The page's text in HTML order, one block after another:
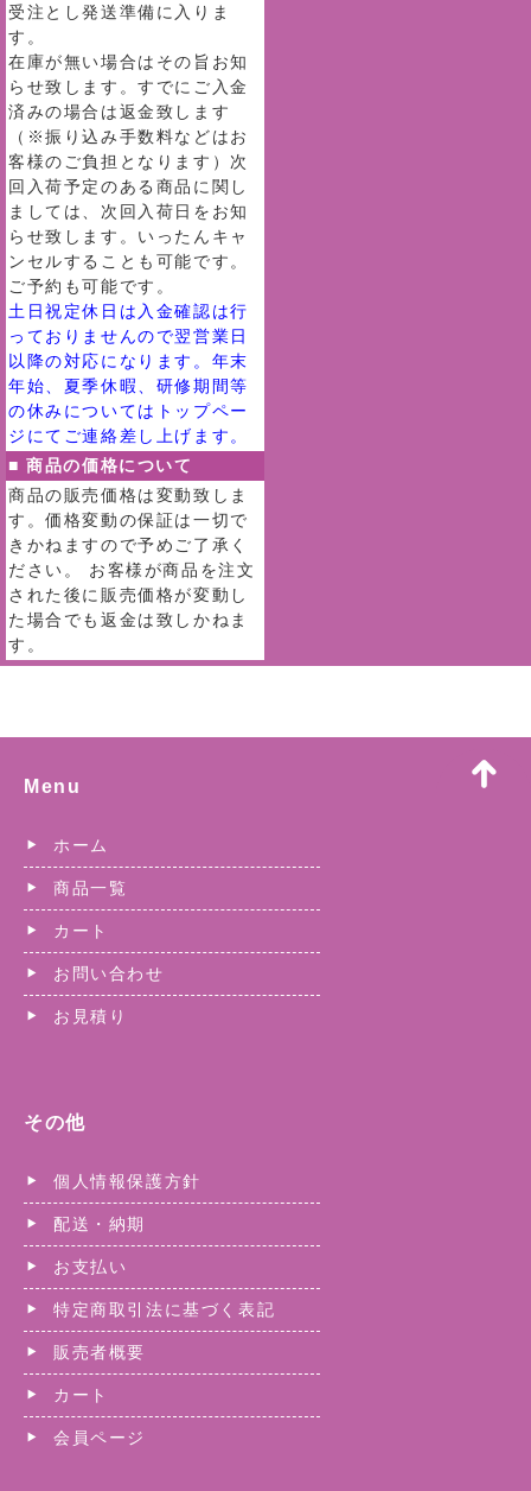
受注とし発送準備に入りま
す。
在庫が無い場合はその旨お知
らせ致します。すでにご入金
済みの場合は返金致します
（※振り込み手数料などはお
客様のご負担となります）次
回入荷予定のある商品に関し
ましては、次回入荷日をお知
らせ致します。いったんキャ
ンセルすることも可能です。
ご予約も可能です。
土日祝定休日は入金確認は行
っておりませんので翌営業日
以降の対応になります。年末
年始、夏季休暇、研修期間等
の休みについてはトップペー
ジにてご連絡差し上げます。
■ 商品の価格について
商品の販売価格は変動致しま
す。価格変動の保証は一切で
きかねますので予めご了承く
ださい。 お客様が商品を注文
された後に販売価格が変動し
た場合でも返金は致しかねま
す。
Menu
ホーム
商品一覧
カート
お問い合わせ
お見積り
その他
個人情報保護方針
配送・納期
お支払い
特定商取引法に基づく表記
販売者概要
カート
会員ページ